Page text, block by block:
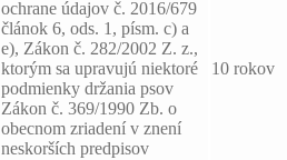
ochrane údajov č. 2016/679
článok 6, ods. 1, písm. c) a
e), Zákon č. 282/2002 Z. z.,
ktorým sa upravujú niektoré
podmienky držania psov
Zákon č. 369/1990 Zb. o
obecnom zriadení v znení
neskorších predpisov
10 rokov